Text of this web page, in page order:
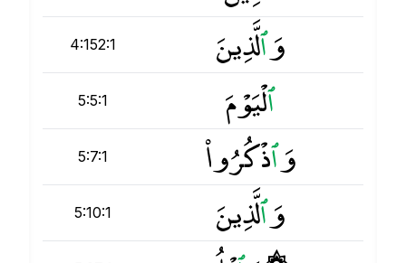
4:152:1 وَٱلَّذِينَ
5:5:1 ٱلْيَوْمَ
5:7:1 وَٱذْكُرُوا۟
5:10:1 وَٱلَّذِينَ